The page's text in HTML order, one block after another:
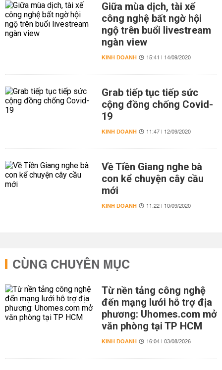
Giữa mùa dịch, tài xế
công nghệ bất ngờ hội
ngộ trên buổi livestream
ngàn view
KINH DOANH 15:41 | 14/09/2020
Grab tiếp tục tiếp sức
cộng đồng chống Covid-
19
KINH DOANH 11:47 | 12/09/2020
Về Tiền Giang nghe bà
con kể chuyện cây cầu
mới
KINH DOANH 11:22 | 10/09/2020
CÙNG CHUYÊN MỤC
Từ nền tảng công nghệ
đến mạng lưới hỗ trợ địa
phương: Uhomes.com mở
văn phòng tại TP HCM
KINH DOANH 16:04 | 03/08/2026